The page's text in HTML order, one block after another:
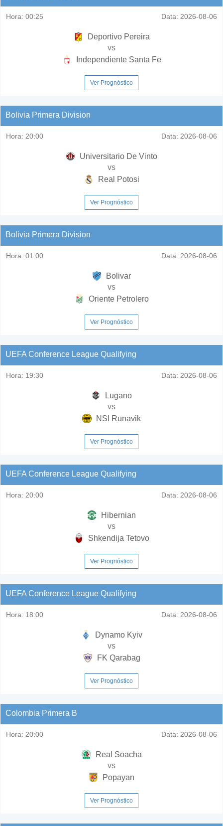
Hora: 00:25 Data: 2026-08-06
Deportivo Pereira
vs
Independiente Santa Fe
Ver Prognóstico
Bolivia Primera Division
Hora: 20:00 Data: 2026-08-06
Universitario De Vinto
vs
Real Potosi
Ver Prognóstico
Bolivia Primera Division
Hora: 01:00 Data: 2026-08-06
Bolivar
vs
Oriente Petrolero
Ver Prognóstico
UEFA Conference League Qualifying
Hora: 19:30 Data: 2026-08-06
Lugano
vs
NSI Runavik
Ver Prognóstico
UEFA Conference League Qualifying
Hora: 20:00 Data: 2026-08-06
Hibernian
vs
Shkendija Tetovo
Ver Prognóstico
UEFA Conference League Qualifying
Hora: 18:00 Data: 2026-08-06
Dynamo Kyiv
vs
FK Qarabag
Ver Prognóstico
Colombia Primera B
Hora: 20:00 Data: 2026-08-06
Real Soacha
vs
Popayan
Ver Prognóstico